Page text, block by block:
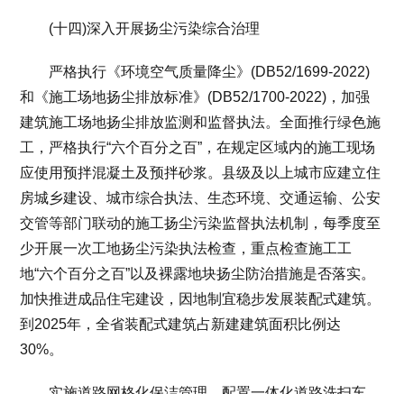
(十四)深入开展扬尘污染综合治理
严格执行《环境空气质量降尘》(DB52/1699-2022)
和《施工场地扬尘排放标准》(DB52/1700-2022)，加强
建筑施工场地扬尘排放监测和监督执法。全面推行绿色施
工，严格执行“六个百分之百”，在规定区域内的施工现场
应使用预拌混凝土及预拌砂浆。县级及以上城市应建立住
房城乡建设、城市综合执法、生态环境、交通运输、公安
交管等部门联动的施工扬尘污染监督执法机制，每季度至
少开展一次工地扬尘污染执法检查，重点检查施工工
地“六个百分之百”以及裸露地块扬尘防治措施是否落实。
加快推进成品住宅建设，因地制宜稳步发展装配式建筑。
到2025年，全省装配式建筑占新建建筑面积比例达
30%。